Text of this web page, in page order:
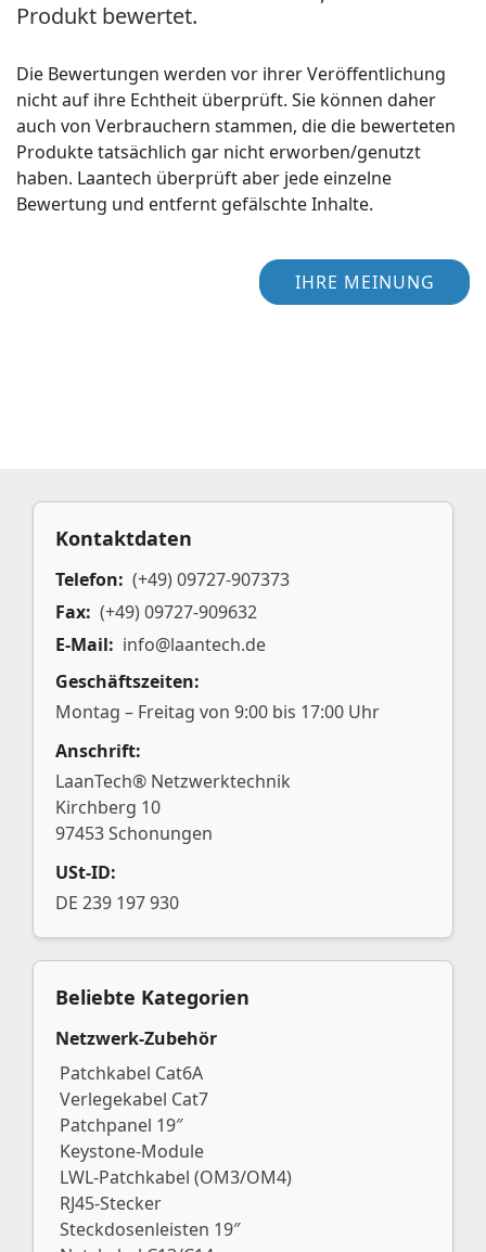
Produkt bewertet.
Die Bewertungen werden vor ihrer Veröffentlichung
nicht auf ihre Echtheit überprüft. Sie können daher
auch von Verbrauchern stammen, die die bewerteten
Produkte tatsächlich gar nicht erworben/genutzt
haben. Laantech überprüft aber jede einzelne
Bewertung und entfernt gefälschte Inhalte.
IHRE MEINUNG
Kontaktdaten
Telefon: (+49) 09727-907373
Fax: (+49) 09727-909632
E-Mail: info@laantech.de
Geschäftszeiten:
Montag – Freitag von 9:00 bis 17:00 Uhr
Anschrift:
LaanTech® Netzwerktechnik
Kirchberg 10
97453 Schonungen
USt-ID:
DE 239 197 930
Beliebte Kategorien
Netzwerk-Zubehör
Patchkabel Cat6A
Verlegekabel Cat7
Patchpanel 19″
Keystone-Module
LWL-Patchkabel (OM3/OM4)
RJ45-Stecker
Steckdosenleisten 19″